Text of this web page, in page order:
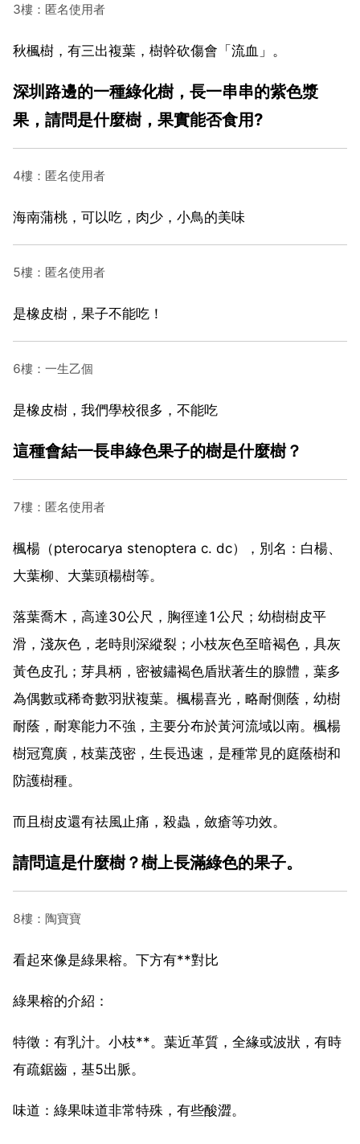
3樓：匿名使用者
秋楓樹，有三出複葉，樹幹砍傷會「流血」。
深圳路邊的一種綠化樹，長一串串的紫色漿
果，請問是什麼樹，果實能否食用?
4樓：匿名使用者
海南蒲桃，可以吃，肉少，小鳥的美味
5樓：匿名使用者
是橡皮樹，果子不能吃！
6樓：一生乙個
是橡皮樹，我們學校很多，不能吃
這種會結一長串綠色果子的樹是什麼樹？
7樓：匿名使用者
楓楊（pterocarya stenoptera c. dc），別名：白楊、
大葉柳、大葉頭楊樹等。
落葉喬木，高達30公尺，胸徑達1公尺；幼樹樹皮平
滑，淺灰色，老時則深縱裂；小枝灰色至暗褐色，具灰
黃色皮孔；芽具柄，密被鏽褐色盾狀著生的腺體，葉多
為偶數或稀奇數羽狀複葉。楓楊喜光，略耐側蔭，幼樹
耐蔭，耐寒能力不強，主要分布於黃河流域以南。楓楊
樹冠寬廣，枝葉茂密，生長迅速，是種常見的庭蔭樹和
防護樹種。
而且樹皮還有祛風止痛，殺蟲，斂瘡等功效。
請問這是什麼樹？樹上長滿綠色的果子。
8樓：陶寶寶
看起來像是綠果榕。下方有**對比
綠果榕的介紹：
特徵：有乳汁。小枝**。葉近革質，全緣或波狀，有時
有疏鋸齒，基5出脈。
味道：綠果味道非常特殊，有些酸澀。